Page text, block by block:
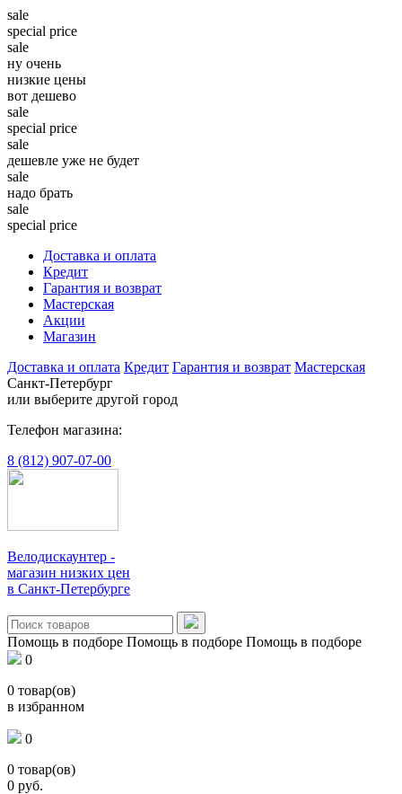
sale
special price
sale
ну очень
низкие цены
вот дешево
sale
special price
sale
дешевле уже не будет
sale
надо брать
sale
special price
Доставка и оплата
Кредит
Гарантия и возврат
Мастерская
Акции
Магазин
Доставка и оплата Кредит Гарантия и возврат Мастерская
Санкт-Петербург
или выберите другой город
Телефон магазина:
8 (812) 907-07-00
Велодискаунтер -
магазин низких цен
в Санкт-Петербурге
Помощь в подборе Помощь в подборе Помощь в подборе
0
0 товар(ов)
в избранном
0
0 товар(ов)
0 руб.